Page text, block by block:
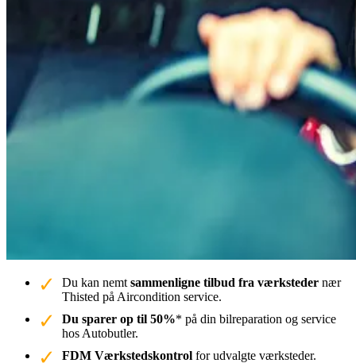
Du kan nemt sammenligne tilbud fra værksteder nær
Thisted på Aircondition service.
Du sparer op til 50%* på din bilreparation og service
hos Autobutler.
FDM Værkstedskontrol for udvalgte værksteder.